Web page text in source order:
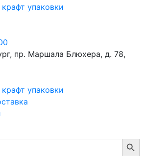
пр. Маршала Блюхера, д. 78,
Search Button